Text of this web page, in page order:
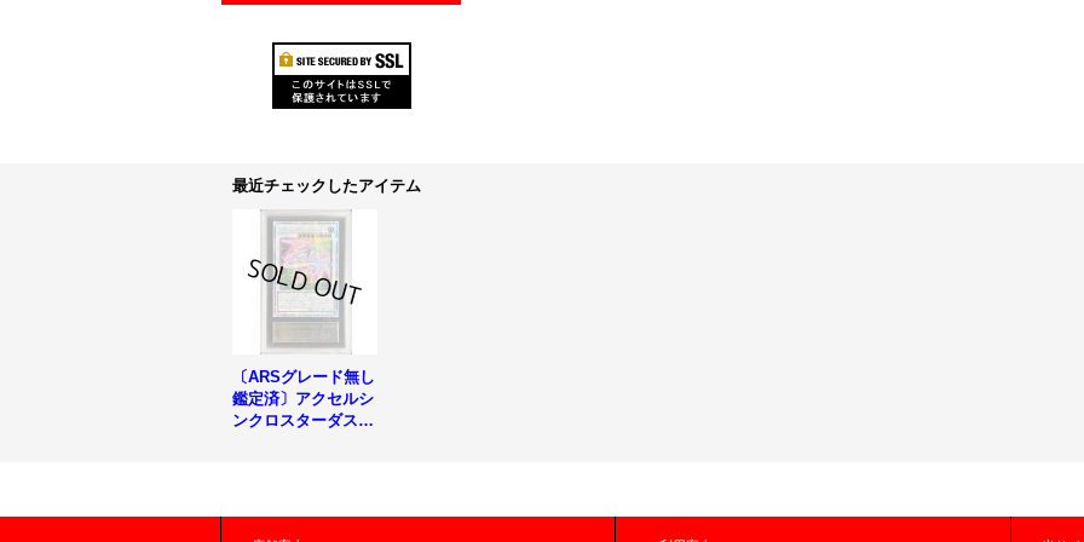
最近チェックしたアイテム
〔ARSグレード無し
鑑定済〕アクセルシ
ンクロスターダスト